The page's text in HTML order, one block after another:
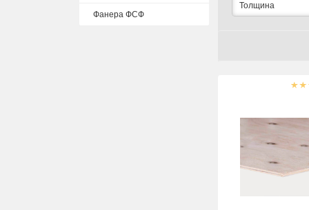
Фанера ФСФ
Толщина